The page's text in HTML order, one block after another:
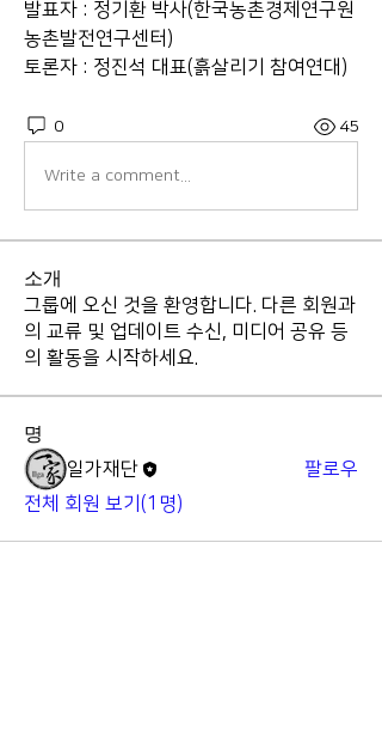
발표자 : 정기환 박사(한국농촌경제연구원
농촌발전연구센터)
토론자 : 정진석 대표(흙살리기 참여연대)
0 45
Write a comment...
소개
그룹에 오신 것을 환영합니다. 다른 회원과
의 교류 및 업데이트 수신, 미디어 공유 등
의 활동을 시작하세요.
명
일가재단
팔로우
전체 회원 보기(1명)